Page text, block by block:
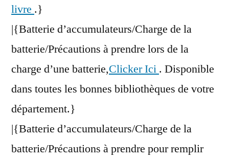
livre .}
|{Batterie d’accumulateurs/Charge de la
batterie/Précautions à prendre lors de la
charge d’une batterie,Clicker Ici . Disponible
dans toutes les bonnes bibliothèques de votre
département.}
|{Batterie d’accumulateurs/Charge de la
batterie/Précautions à prendre pour remplir